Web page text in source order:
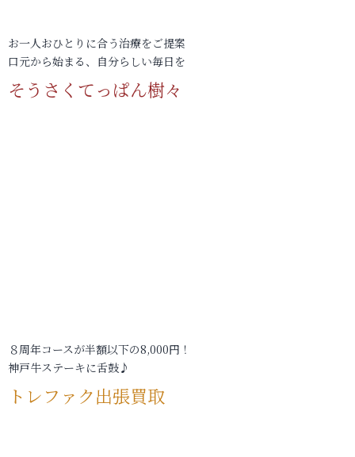
お一人おひとりに合う治療をご提案
口元から始まる、自分らしい毎日を
そうさくてっぱん樹々
８周年コースが半額以下の8,000円！
神戸牛ステーキに舌鼓♪
トレファク出張買取